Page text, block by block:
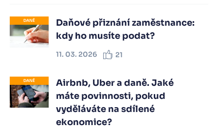
DANĚ
Daňové přiznání zaměstnance:
kdy ho musíte podat?
11. 03. 2026 21
DANĚ
Airbnb, Uber a daně. Jaké
máte povinnosti, pokud
vyděláváte na sdílené
ekonomice?